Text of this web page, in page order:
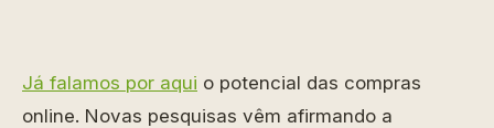
Já falamos por aqui o potencial das compras
online. Novas pesquisas vêm afirmando a